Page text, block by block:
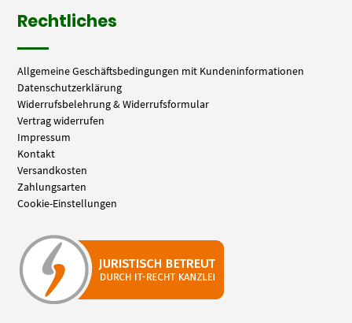
Rechtliches
Allgemeine Geschäftsbedingungen mit Kundeninformationen
Datenschutzerklärung
Widerrufsbelehrung & Widerrufsformular
Vertrag widerrufen
Impressum
Kontakt
Versandkosten
Zahlungsarten
Cookie-Einstellungen